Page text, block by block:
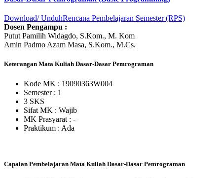
Download/ UnduhRencana Pembelajaran Semester (RPS)
Dosen Pengampu :
Putut Pamilih Widagdo, S.Kom., M. Kom
Amin Padmo Azam Masa, S.Kom., M.Cs.
Keterangan Mata Kuliah Dasar-Dasar Pemrograman
Kode MK : 19090363W004
Semester : 1
3 SKS
Sifat MK : Wajib
MK Prasyarat : -
Praktikum : Ada
Capaian Pembelajaran Mata Kuliah Dasar-Dasar Pemrograman